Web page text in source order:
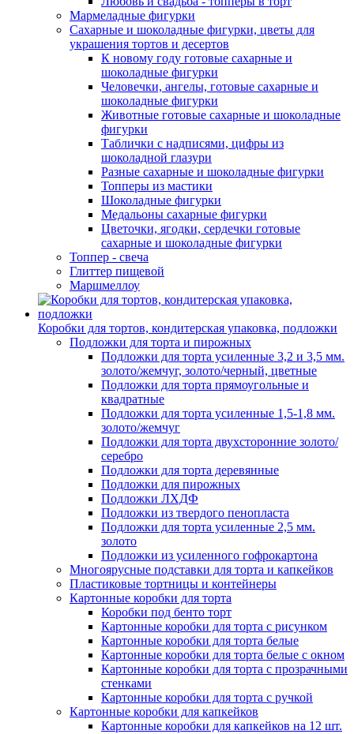
Мармеладные фигурки
Сахарные и шоколадные фигурки, цветы для
украшения тортов и десертов
К новому году готовые сахарные и
шоколадные фигурки
Человечки, ангелы, готовые сахарные и
шоколадные фигурки
Животные готовые сахарные и шоколадные
фигурки
Таблички с надписями, цифры из
шоколадной глазури
Разные сахарные и шоколадные фигурки
Топперы из мастики
Шоколадные фигурки
Медальоны сахарные фигурки
Цветочки, ягодки, сердечки готовые
сахарные и шоколадные фигурки
Топпер - свеча
Глиттер пищевой
Маршмеллоу
Коробки для тортов, кондитерская упаковка, подложки
Подложки для торта и пирожных
Подложки для торта усиленные 3,2 и 3,5 мм.
золото/жемчуг, золото/черный, цветные
Подложки для торта прямоугольные и
квадратные
Подложки для торта усиленные 1,5-1,8 мм.
золото/жемчуг
Подложки для торта двухсторонние золото/
серебро
Подложки для торта деревянные
Подложки для пирожных
Подложки ЛХДФ
Подложки из твердого пенопласта
Подложки для торта усиленные 2,5 мм.
золото
Подложки из усиленного гофрокартона
Многоярусные подставки для торта и капкейков
Пластиковые тортницы и контейнеры
Картонные коробки для торта
Коробки под бенто торт
Картонные коробки для торта с рисунком
Картонные коробки для торта белые
Картонные коробки для торта белые с окном
Картонные коробки для торта с прозрачными
стенками
Картонные коробки для торта с ручкой
Картонные коробки для капкейков
Картонные коробки для капкейков на 12 шт.